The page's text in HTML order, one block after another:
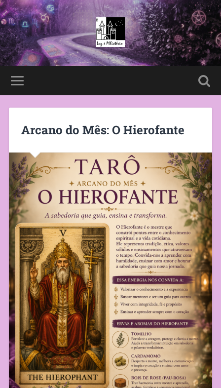
Arcano do Mês: O Hierofante